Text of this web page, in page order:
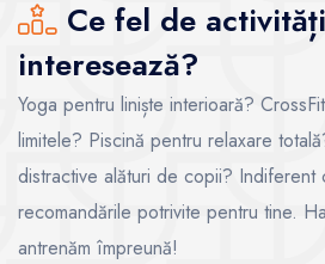
Ce fel de
interesează?
Yoga pentru liniște interioară?
limitele? Piscină pentru relaxare
distractive alături de copii?
recomandările potrivite pentru tine.
antrenăm împreună!